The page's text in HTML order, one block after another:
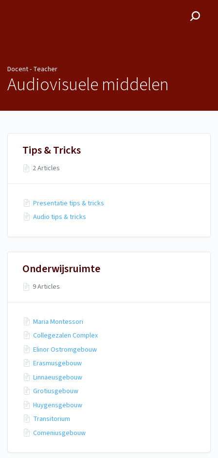
Docent - Teacher
Audiovisuele middelen
Tips & Tricks
2 Articles
Presentatie tips & tricks
Audio tips & tricks
Onderwijsruimte
9 Articles
Maria Montessori
Collegezalen Complex
Elinor Ostromgebouw
Erasmusgebouw
Linnaeusgebouw
Grotiusgebouw
Huygensgebouw
Transitorium
Comeniusgebouw